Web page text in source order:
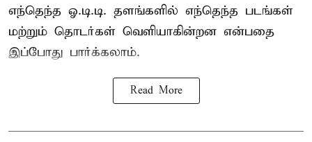
எந்தெந்த ஓ.டி.டி. தளங்களில் எந்தெந்த படங்கள்
மற்றும் தொடர்கள் வெளியாகின்றன என்பதை
இப்போது பார்க்கலாம்.
Read More